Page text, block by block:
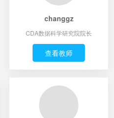
changgz
CDA数据科学研究院院长
查看教师